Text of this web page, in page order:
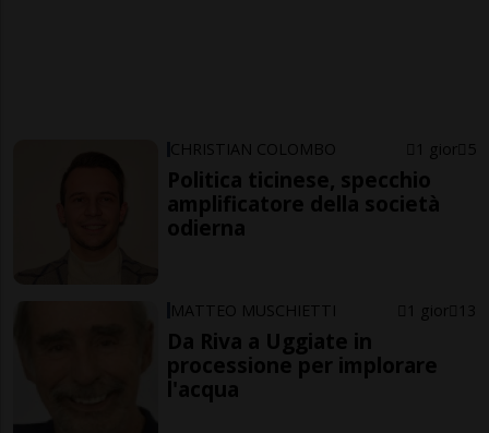
CHRISTIAN COLOMBO 1 gior 5
Politica ticinese, specchio
amplificatore della società
odierna
MATTEO MUSCHIETTI 1 gior 13
Da Riva a Uggiate in
processione per implorare
l'acqua